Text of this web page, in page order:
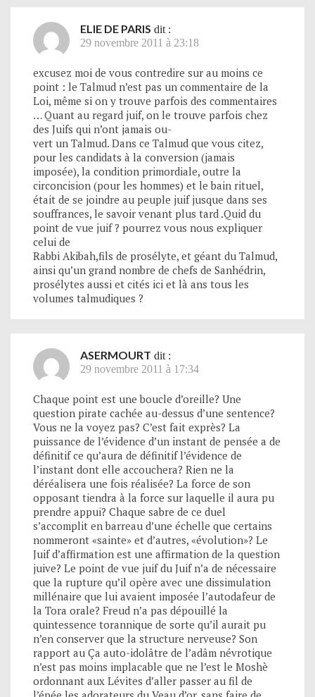
ELIE DE PARIS dit :
29 novembre 2011 à 23:18
excusez moi de vous contredire sur au moins ce
point : le Talmud n’est pas un commentaire de la
Loi, même si on y trouve parfois des commentaires
… Quant au regard juif, on le trouve parfois chez
des Juifs qui n’ont jamais ou-
vert un Talmud. Dans ce Talmud que vous citez,
pour les candidats à la conversion (jamais
imposée), la condition primordiale, outre la
circoncision (pour les hommes) et le bain rituel,
était de se joindre au peuple juif jusque dans ses
souffrances, le savoir venant plus tard .Quid du
point de vue juif ? pourrez vous nous expliquer
celui de
Rabbi Akibah,fils de prosélyte, et géant du Talmud,
ainsi qu’un grand nombre de chefs de Sanhédrin,
prosélytes aussi et cités ici et là ans tous les
volumes talmudiques ?
ASERMOURT dit :
29 novembre 2011 à 17:34
Chaque point est une boucle d’oreille? Une
question pirate cachée au-dessus d’une sentence?
Vous ne la voyez pas? C’est fait exprès? La
puissance de l’évidence d’un instant de pensée a de
définitif ce qu’aura de définitif l’évidence de
l’instant dont elle accouchera? Rien ne la
déréalisera une fois réalisée? La force de son
opposant tiendra à la force sur laquelle il aura pu
prendre appui? Chaque sabre de ce duel
s’accomplit en barreau d’une échelle que certains
nommeront «sainte» et d’autres, «évolution»? Le
Juif d’affirmation est une affirmation de la question
juive? Le point de vue juif du Juif n’a de nécessaire
que la rupture qu’il opère avec une dissimulation
millénaire que lui avaient imposée l’autodafeur de
la Tora orale? Freud n’a pas dépouillé la
quintessence torannique de sorte qu’il aurait pu
n’en conserver que la structure nerveuse? Son
rapport au Ça auto-idolâtre de l’adâm névrotique
n’est pas moins implacable que ne l’est le Moshè
ordonnant aux Lévites d’aller passer au fil de